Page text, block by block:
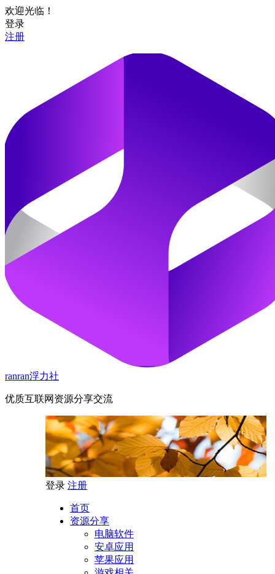
欢迎光临！
登录
注册
ranran浮力社
优质互联网资源分享交流
登录 注册
首页
资源分享
电脑软件
安卓应用
苹果应用